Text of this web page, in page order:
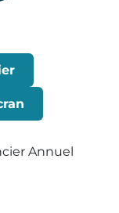
Annuel